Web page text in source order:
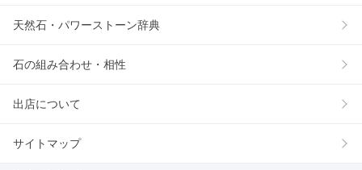
天然石・パワーストーン辞典
石の組み合わせ・相性
出店について
サイトマップ